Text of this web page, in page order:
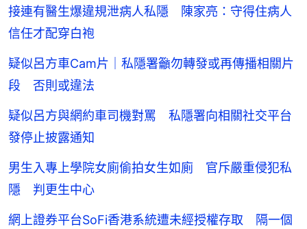
接連有醫生爆違規泄病人私隱 陳家亮：守得住病人
信任才配穿白袍
疑似呂方車Cam片｜私隱署籲勿轉發或再傳播相關片
段 否則或違法
疑似呂方與網約車司機對罵 私隱署向相關社交平台
發停止披露通知
男生入專上學院女廁偷拍女生如廁 官斥嚴重侵犯私
隱 判更生中心
網上證券平台SoFi香港系統遭未經授權存取 隔一個